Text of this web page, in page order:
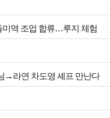
미역 조업 합류…루지 체험
→라연 차도영 셰프 만난다